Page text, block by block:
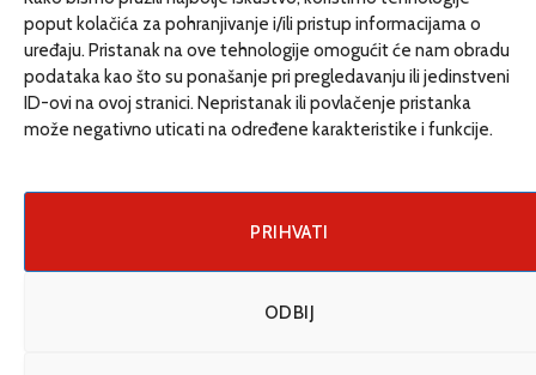
poput kolačića za pohranjivanje i/ili pristup informacijama o
uređaju. Pristanak na ove tehnologije omogućit će nam obradu
podataka kao što su ponašanje pri pregledavanju ili jedinstveni
ID-ovi na ovoj stranici. Nepristanak ili povlačenje pristanka
može negativno uticati na određene karakteristike i funkcije.
PRIHVATI
ODBIJ
Dosije
Drugi pišu
Društvo